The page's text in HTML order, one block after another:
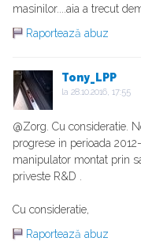
masinilor....aia a trecut
Raportează abuz
Tony_LPP
la 28.10.2016, 17:55
@Zorg. Cu consideratie.
progrese in perioada
manipulator montat prin
priveste R&D .
Cu consideratie,
Raportează abuz